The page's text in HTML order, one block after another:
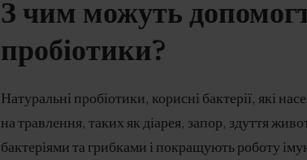
З чим можуть
пробіотики?
Натуральні пробіотики, корисні бактерії, які
на травлення, таких як діарея, запор, здуття
бактеріями та грибками і покращують роботу